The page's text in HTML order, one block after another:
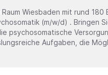
Wiesbaden mit rund
psychosomatische
Aufgaben, die